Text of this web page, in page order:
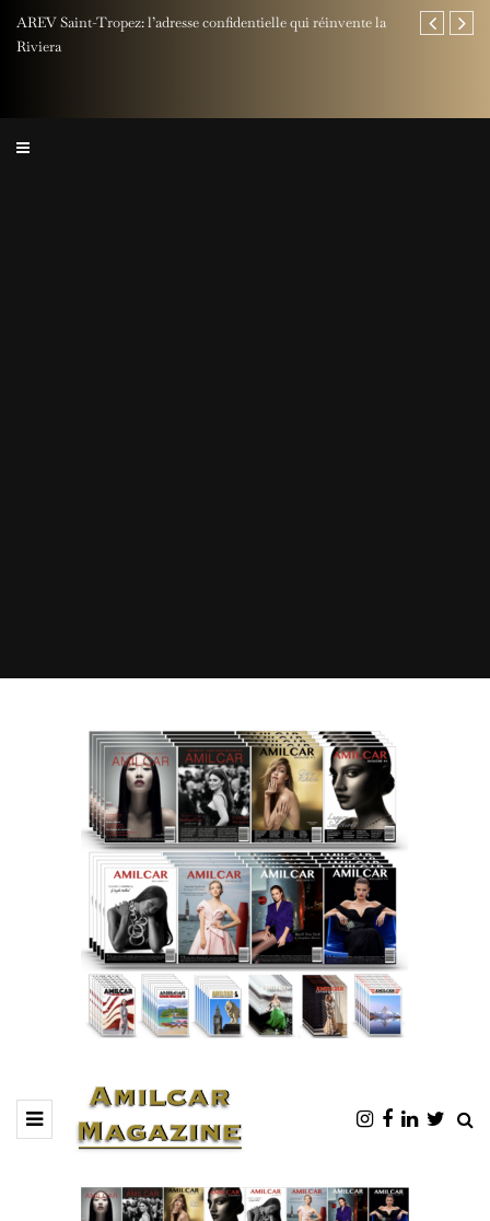
AREV Saint-Tropez: l’adresse confidentielle qui réinvente la
Riviera
Fête des